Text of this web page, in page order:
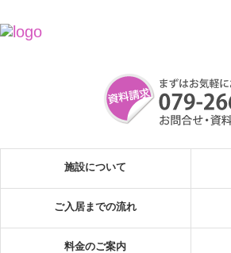
施設について
ご入居までの流れ
料金のご案内